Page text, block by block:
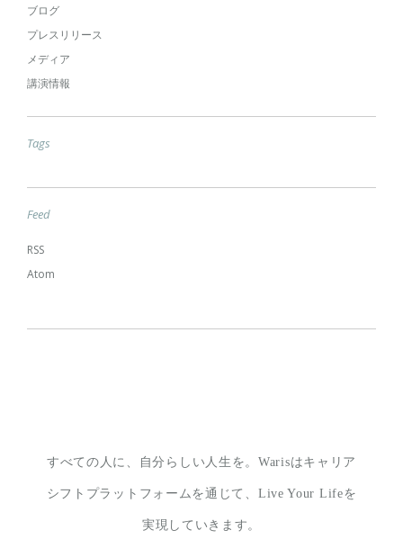
ブログ
プレスリリース
メディア
講演情報
Tags
Feed
RSS
Atom
すべての人に、自分らしい人生を。Warisはキャリア
シフトプラットフォームを通じて、 Live Your Lifeを
実現していきます。